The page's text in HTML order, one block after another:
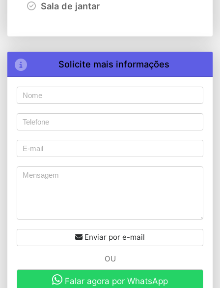
Sala de jantar
Solicite mais informações
Enviar por e-mail
OU
Falar agora por WhatsApp